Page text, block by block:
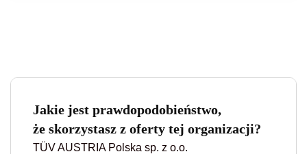
Jakie jest prawdopodobieństwo,
że skorzystasz z oferty tej organizacji?
TÜV AUSTRIA Polska sp. z o.o.